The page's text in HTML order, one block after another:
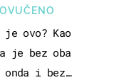
ovo? Kao
je bez oba
i bez